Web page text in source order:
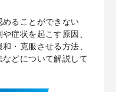
ることができない
症状を起こす原因、
・克服させる方法、
どについて解説して